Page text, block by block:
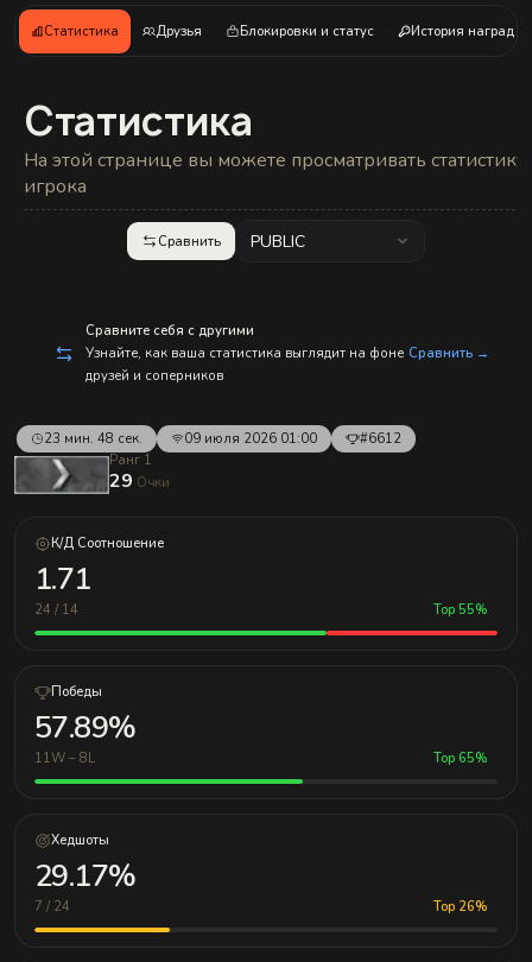
Статистика Друзья Блокировки и статус История наград
Статистика
На этой странице вы можете просматривать статистику
игрока
Сравнить PUBLIC
Сравните себя с другими
Узнайте, как ваша статистика выглядит на фоне
друзей и соперников
Сравнить →
23 мин. 48 сек. 09 июля 2026 01:00
#6612
Ранг 1
29 Очки
К/Д Соотношение
1.71
24 / 14 Top 55%
Победы
57.89%
11W – 8L Top 65%
Хедшоты
29.17%
7 / 24 Top 26%
с
п
р
а
е
н
е
м!